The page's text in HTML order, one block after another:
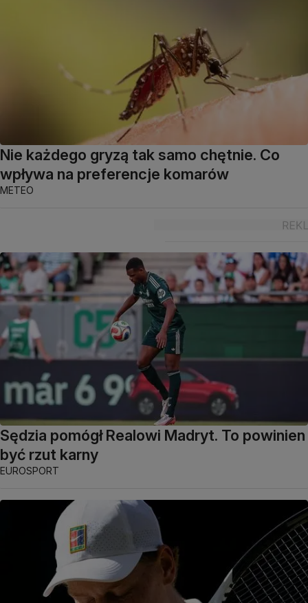
Nie każdego gryzą tak samo chętnie. Co
wpływa na preferencje komarów
METEO
Sędzia pomógł Realowi Madryt. To powinien
być rzut karny
EUROSPORT